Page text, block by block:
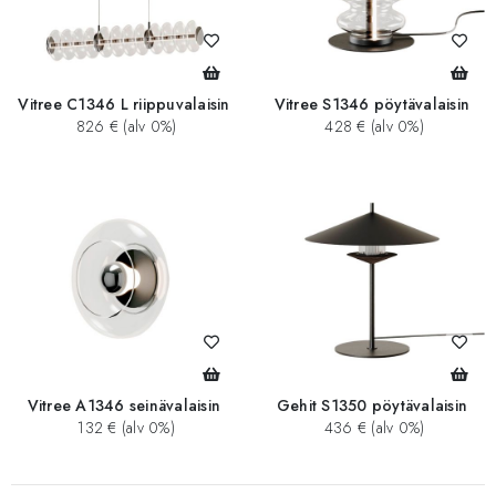
Vitree C1346 L riippuvalaisin
826 € (alv 0%)
Vitree S1346 pöytävalaisin
428 € (alv 0%)
Vitree A1346 seinävalaisin
132 € (alv 0%)
Gehit S1350 pöytävalaisin
436 € (alv 0%)